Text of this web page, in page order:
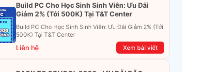
Build PC Cho Học Sinh Sinh Viên: Ưu Đãi
Giảm 2% (Tới 500K) Tại T&T Center
Build PC Cho Học Sinh Sinh Viên: Ưu Đãi Giảm 2% (Tới
500K) Tại T&T Center
Liên hệ Xem bài viết